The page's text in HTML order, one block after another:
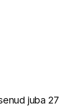
juba